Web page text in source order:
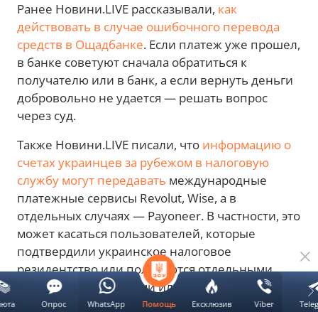
Ранее Новини.LIVE рассказывали, как
действовать в случае ошибочного перевода
средств в Ощадбанке. Если платеж уже прошел,
в банке советуют сначала обратиться к
получателю или в банк, а если вернуть деньги
добровольно не удается — решать вопрос
через суд.
Также Новини.LIVE писали, что информацию о
счетах украинцев за рубежом в налоговую
службу могут передавать международные
платежные сервисы Revolut, Wise, а в
отдельных случаях — Payoneer. В частности, это
может касаться пользователей, которые
подтвердили украинское налоговое
резидентство или пользуются отдельными
европейскими счетами или картами.
Помощь Ексклюзив Viber
Опрос WhatsApp